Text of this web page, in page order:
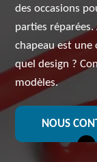
des occasions
parties
chapeau est une
quel design ?
modèles.
NOUS